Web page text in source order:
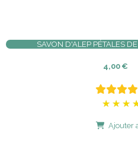
SAVON D'ALEP PÉTALES
4,00€
Ajouter